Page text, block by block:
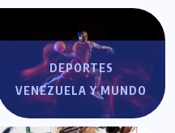
DEPORTES
VENEZUELA Y MUNDO